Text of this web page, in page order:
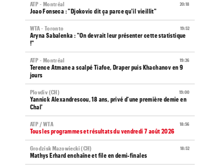
20:18
ATP - Montréal
Joao Fonseca : "Djokovic dit ça parce qu'il vieillit"
19:52
WTA - Toronto
Aryna Sabalenka : "On devrait leur présenter cette statistique
!"
19:26
ATP - Montréal
Terence Atmane a scalpé Tiafoe, Draper puis Khachanov en 9
jours
19:00
Plovdiv (CH)
Yannick Alexandrescou, 18 ans, privé d'une première demie en
Chal'
18:56
ATP / WTA
Tous les programmes et résultats du vendredi 7 août 2026
18:52
Grodzisk Mazowiecki (CH)
Mathys Erhard enchaîne et file en demi-finales